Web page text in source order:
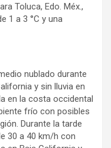
Toluca, Edo. Méx.,
1 a 3 °C y una
nublado durante
y sin lluvia en
en la costa occidental
frío con posibles
Durante la tarde
30 a 40 km/h con